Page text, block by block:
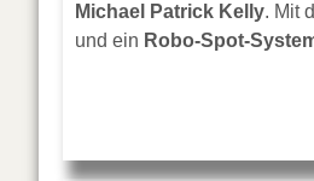
Michael Patrick Kelly. Mit
und ein Robo-Spot-